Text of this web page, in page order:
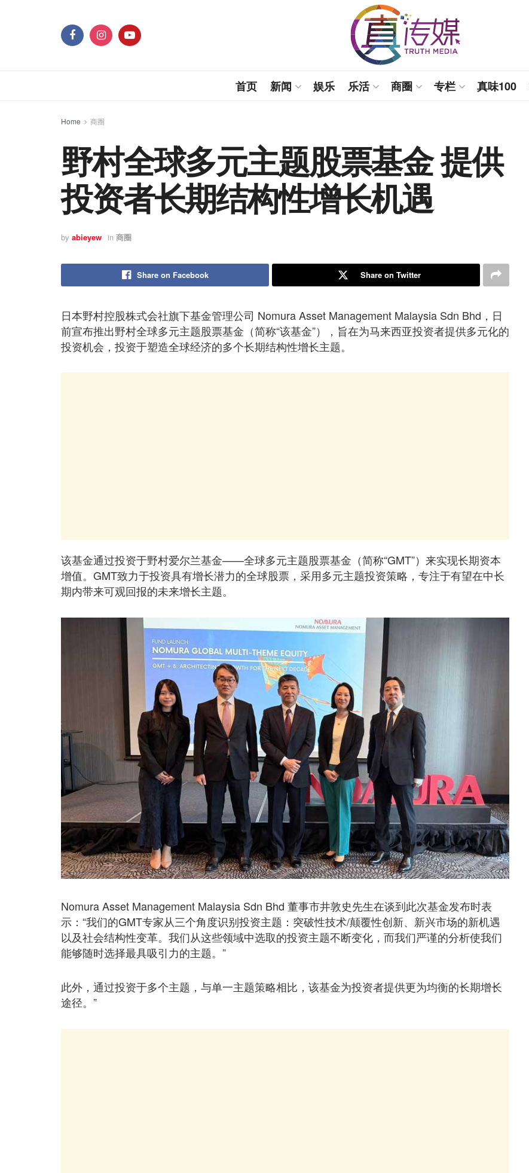
首页 新闻 娱乐 乐活 商圈 专栏 真味100
Home 商圈
野村全球多元主题股票基金 提供
投资者长期结构性增长机遇
by abieyew in 商圈
Share on Facebook Share on Twitter
日本野村控股株式会社旗下基金管理公司 Nomura Asset Management Malaysia Sdn Bhd，日
前宣布推出野村全球多元主题股票基金（简称“该基金”），旨在为马来西亚投资者提供多元化的
投资机会，投资于塑造全球经济的多个长期结构性增长主题。
该基金通过投资于野村爱尔兰基金——全球多元主题股票基金（简称“GMT”）来实现长期资本
增值。GMT致力于投资具有增长潜力的全球股票，采用多元主题投资策略，专注于有望在中长
期内带来可观回报的未来增长主题。
Nomura Asset Management Malaysia Sdn Bhd 董事市井敦史先生在谈到此次基金发布时表
示：“我们的GMT专家从三个角度识别投资主题：突破性技术/颠覆性创新、新兴市场的新机遇
以及社会结构性变革。我们从这些领域中选取的投资主题不断变化，而我们严谨的分析使我们
能够随时选择最具吸引力的主题。”
此外，通过投资于多个主题，与单一主题策略相比，该基金为投资者提供更为均衡的长期增长
途径。”